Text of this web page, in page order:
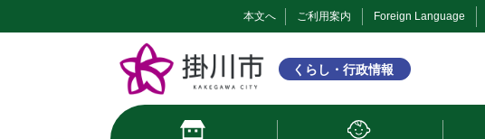
本文へ ご利用案内 Foreign Language
くらし・行政情報